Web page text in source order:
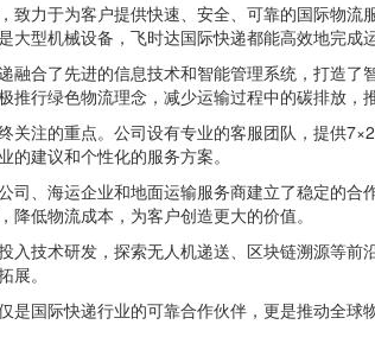
致力于为客户提供快速、安全、可靠的国际物
大型机械设备，飞时达国际快递都能高效地完成
融合了先进的信息技术和智能管理系统，打造
推行绿色物流理念，减少运输过程中的碳排放，
关注的重点。公司设有专业的客服团队，提供
建议和个性化的服务方案。
司、海运企业和地面运输服务商建立了稳定的
降低物流成本，为客户创造更大的价值。
入技术研发，探索无人机递送、区块链溯源等
展。
是国际快递行业的可靠合作伙伴，更是推动全